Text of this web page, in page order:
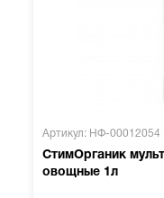
Артикул: НФ-00012054
СтимОрганик
овощные 1л